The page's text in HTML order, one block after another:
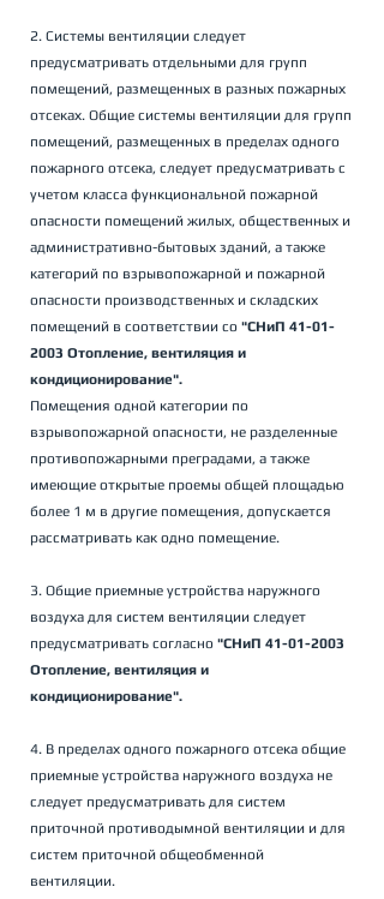
2. Системы вентиляции следует
предусматривать отдельными для групп
помещений, размещенных в разных пожарных
отсеках. Общие системы вентиляции для групп
помещений, размещенных в пределах одного
пожарного отсека, следует предусматривать с
учетом класса функциональной пожарной
опасности помещений жилых, общественных и
административно-бытовых зданий, а также
категорий по взрывопожарной и пожарной
опасности производственных и складских
помещений в соответствии со "СНиП 41-01-
2003 Отопление, вентиляция и
кондиционирование".
Помещения одной категории по
взрывопожарной опасности, не разделенные
противопожарными преградами, а также
имеющие открытые проемы общей площадью
более 1 м в другие помещения, допускается
рассматривать как одно помещение.
3. Общие приемные устройства наружного
воздуха для систем вентиляции следует
предусматривать согласно "СНиП 41-01-2003
Отопление, вентиляция и
кондиционирование".
4. В пределах одного пожарного отсека общие
приемные устройства наружного воздуха не
следует предусматривать для систем
приточной противодымной вентиляции и для
систем приточной общеобменной
вентиляции.